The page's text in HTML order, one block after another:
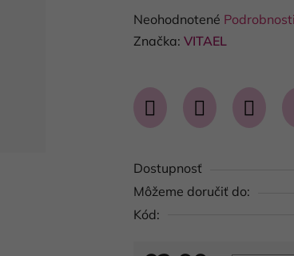
Priemerné
hodnotenie
0,0
z
hviezdičiek.
Neohodnotené
Značka: VITAEL
Dostupnosť
Môžeme doručiť do:
Kód: